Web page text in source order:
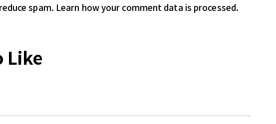
spam. Learn how your comment data is processed.
Like